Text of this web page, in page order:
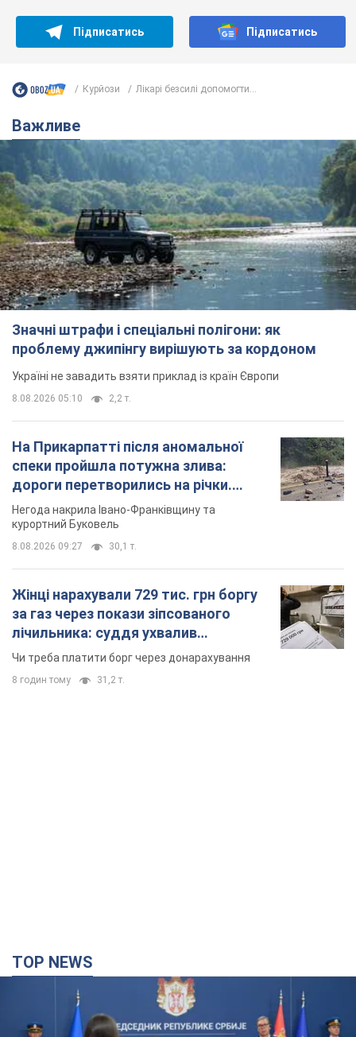
Підписатись Підписатись
Курйози Лікарі безсилі допомогти...
Важливе
Значні штрафи і спеціальні полігони: як
проблему джипінгу вирішують за кордоном
Україні не завадить взяти приклад із країн Європи
8.08.2026 05:10 2,2 т.
На Прикарпатті після аномальної
спеки пройшла потужна злива:
дороги перетворились на річки.
Відео
Негода накрила Івано-Франківщину та
курортний Буковель
8.08.2026 09:27 30,1 т.
Жінці нарахували 729 тис. грн боргу
за газ через покази зіпсованого
лічильника: суддя ухвалив
неочікуване рішення
Чи треба платити борг через донарахування
8 годин тому 31,2 т.
TOP NEWS